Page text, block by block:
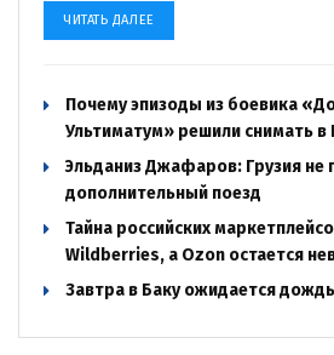
ЧИТАТЬ ДАЛЕЕ
Почему эпизоды из боевика
Ультиматум» решили снимать в
Эльданиз Джафаров: Грузия не
дополнительный поезд
Тайна российских
Wildberries, а Ozon остается
Завтра в Баку ожидается дождь